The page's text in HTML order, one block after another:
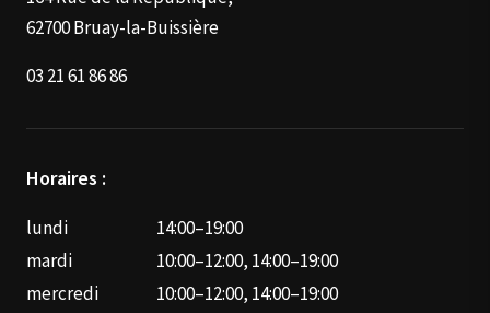
62700 Bruay-la-Buissière
03 21 61 86 86
Horaires :
lundi
14:00–19:00
mardi
10:00–12:00, 14:00–19:00
mercredi
10:00–12:00, 14:00–19:00